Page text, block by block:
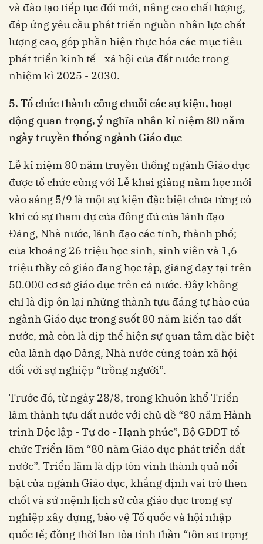
và đào tạo tiếp tục đổi mới, nâng cao chất lượng,
đáp ứng yêu cầu phát triển nguồn nhân lực chất
lượng cao, góp phần hiện thực hóa các mục tiêu
phát triển kinh tế - xã hội của đất nước trong
nhiệm kì 2025 - 2030.
5. Tổ chức thành công chuỗi các sự kiện, hoạt
động quan trọng, ý nghĩa nhân kỉ niệm 80 năm
ngày truyền thống ngành Giáo dục
Lễ kỉ niệm 80 năm truyền thống ngành Giáo dục
được tổ chức cùng với Lễ khai giảng năm học mới
vào sáng 5/9 là một sự kiện đặc biệt chưa từng có
khi có sự tham dự của đông đủ của lãnh đạo
Đảng, Nhà nước, lãnh đạo các tỉnh, thành phố;
của khoảng 26 triệu học sinh, sinh viên và 1,6
triệu thầy cô giáo đang học tập, giảng dạy tại trên
50.000 cơ sở giáo dục trên cả nước. Đây không
chỉ là dịp ôn lại những thành tựu đáng tự hào của
ngành Giáo dục trong suốt 80 năm kiến tạo đất
nước, mà còn là dịp thể hiện sự quan tâm đặc biệt
của lãnh đạo Đảng, Nhà nước cùng toàn xã hội
đối với sự nghiệp “trồng người”.
Trước đó, từ ngày 28/8, trong khuôn khổ Triển
lãm thành tựu đất nước với chủ đề “80 năm Hành
trình Độc lập - Tự do - Hạnh phúc”, Bộ GDĐT tổ
chức Triển lãm “80 năm Giáo dục phát triển đất
nước”. Triển lãm là dịp tôn vinh thành quả nổi
bật của ngành Giáo dục, khẳng định vai trò then
chốt và sứ mệnh lịch sử của giáo dục trong sự
nghiệp xây dựng, bảo vệ Tổ quốc và hội nhập
quốc tế; đồng thời lan tỏa tinh thần “tôn sư trọng